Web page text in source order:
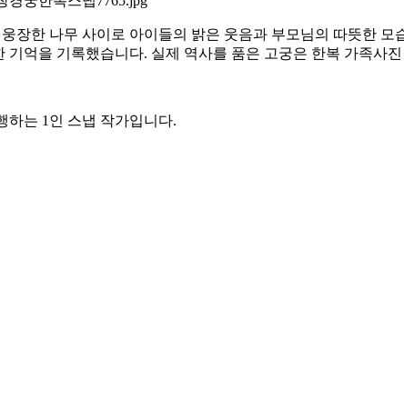
장한 나무 사이로 아이들의 밝은 웃음과 부모님의 따뜻한
억을 기록했습니다. 실제 역사를 품은 고궁은 한복 가족사
하는 1인 스냅 작가입니다.